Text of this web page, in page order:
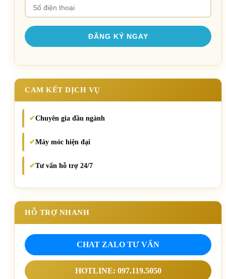
CAM KẾT DỊCH VỤ
✔Chuyên gia đầu ngành
✔Máy móc hiện đại
✔Tư vấn hỗ trợ 24/7
HỖ TRỢ NHANH
CHAT ZALO TƯ VẤN
HOTLINE: 097.119.5050